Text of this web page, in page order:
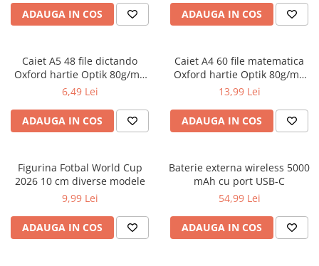
Acuarele școlare și Tempera
Pensule școlare
Cărți
Cărți pentru copii
Cărți ilustrate și interactive
Materiale educaționale
Benzi desenate
Hobby și activități pentru copii
Educație și carte școlară
ADAUGA IN COS ADAUGA IN COS
Caiet A5 48 file dictando
Oxford hartie Optik 80g/mp
diverse culori
6,49 Lei
ADAUGA IN COS
Caiet A4 60 file matematica
Oxford hartie Optik 80g/mp
motiv Touch Pastel
13,99 Lei
ADAUGA IN COS
Figurina Fotbal World Cup
2026 10 cm diverse modele
9,99 Lei
ADAUGA IN COS
Baterie externa wireless 5000
mAh cu port USB-C
54,99 Lei
ADAUGA IN COS